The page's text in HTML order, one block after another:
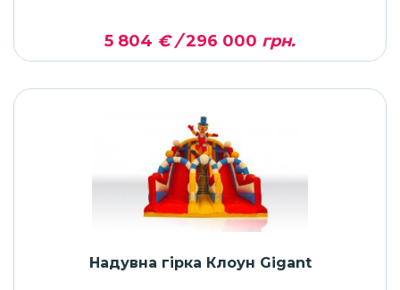
5 804 € /296 000 грн.
Надувна гірка Клоун Gigant